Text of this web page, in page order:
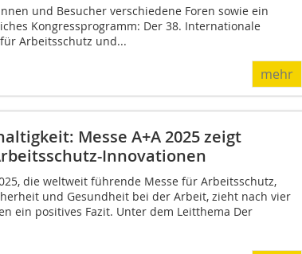
und Besucher verschiedene Foren sowie ein
Kongressprogramm: Der 38. Internationale
Arbeitsschutz und...
mehr
Messe A+A 2025 zeigt
Innovationen
die weltweit führende Messe für Arbeitsschutz,
und Gesundheit bei der Arbeit, zieht nach vier
ein positives Fazit. Unter dem Leitthema Der